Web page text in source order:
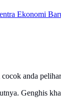
Ekonomi
anda
Genghis